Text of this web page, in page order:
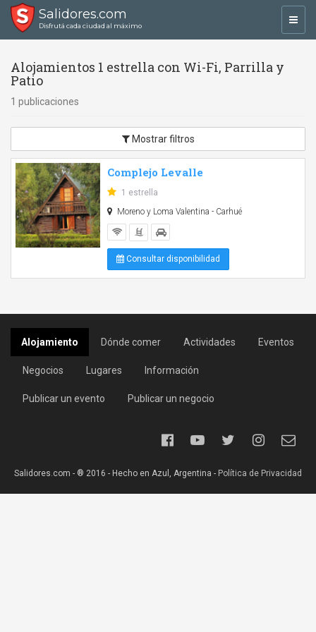
Salidores.com
Disfrutá cada ciudad al máximo
Alojamientos 1 estrella con Wi-Fi, Parrilla y
Patio
1 publicaciones
Mostrar filtros
Complejo Levalle
1 estrella
Moreno y Loma Valentina - Carhué
Consultar disponibilidad
Alojamiento Dónde comer Actividades Eventos
Negocios Lugares Información
Publicar un evento Publicar un negocio
Salidores.com - ® 2016 - Hecho en Azul, Argentina - Política de Privacidad